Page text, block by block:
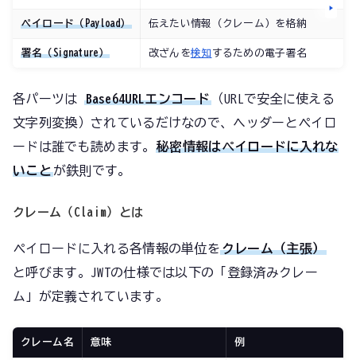
ペイロード（Payload） 伝えたい情報（クレーム）を格納
署名（Signature） 改ざんを検知 するための電子署名
各パーツは Base64URLエンコード（URLで安全に使える
文字列変換）されているだけなので、ヘッダーとペイロ
ードは誰でも読めます。 秘密情報はペイロードに入れな
いことが鉄則です。
クレーム（Claim）とは
ペイロードに入れる各情報の単位をクレーム（主張）
と呼びます。JWTの仕様では以下の「登録済みクレー
ム」が定義されています。
クレーム名 意味 例